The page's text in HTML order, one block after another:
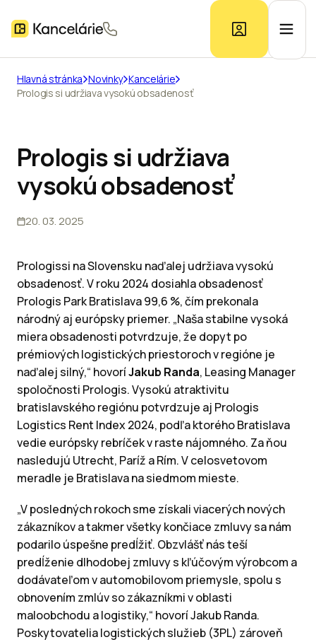
Ponuka kancelárií
Prieskum trhu
Kontakt
Hlavná stránka Novinky Kancelárie
Prologis si udržiava vysokú obsadenosť
Prologis si udržiava
vysokú obsadenosť
20. 03. 2025
Prologissi na Slovensku naďalej udržiava vysokú
obsadenosť. V roku 2024 dosiahla obsadenosť
Prologis Park Bratislava 99,6 %, čím prekonala
národný aj európsky priemer. „Naša stabilne vysoká
miera obsadenosti potvrdzuje, že dopyt po
prémiových logistických priestoroch v regióne je
naďalej silný,“ hovoríJakub Randa, Leasing Manager
spoločnosti Prologis. Vysokú atraktivitu
bratislavského regiónu potvrdzuje aj Prologis
Logistics Rent Index 2024, podľa ktorého Bratislava
vedie európsky rebríček v raste nájomného. Za ňou
nasledujú Utrecht, Paríž a Rím. V celosvetovom
meradle je Bratislava na siedmom mieste.
„V posledných rokoch sme získali viacerých nových
zákazníkov a takmer všetky končiace zmluvy sa nám
podarilo úspešne predĺžiť. Obzvlášť nás teší
predĺženie dlhodobej zmluvy s kľúčovým výrobcom a
dodávateľom v automobilovom priemysle, spolu s
obnovením zmlúv so zákazníkmi v oblasti
maloobchodu a logistiky,“ hovorí Jakub Randa.
Poskytovatelia logistických služieb (3PL) zároveň